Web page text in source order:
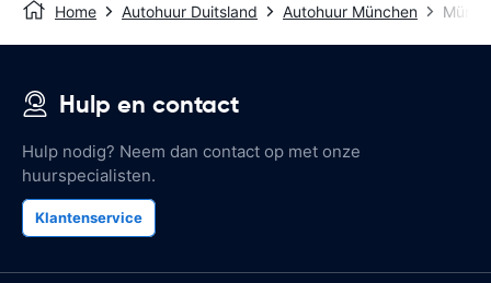
Home Autohuur Duitsland Autohuur München
Hulp en contact
Hulp nodig? Neem dan contact op met onze
huurspecialisten.
Klantenservice